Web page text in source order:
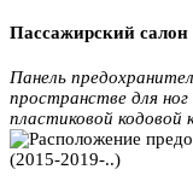
Пассажирский салон
Панель
пространстве для
пластиковой кодовой